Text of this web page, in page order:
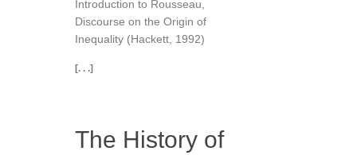
Introduction to Rousseau,
Discourse on the Origin of
Inequality (Hackett, 1992)
[. . .]
The History of